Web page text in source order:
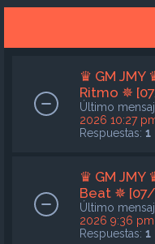
♛ GM JMY
Ritmo ✵
Último
2026 10:27
Respuestas: 1
♛ GM JMY
Beat ✵
Último
2026 9:36 pm
Respuestas: 1